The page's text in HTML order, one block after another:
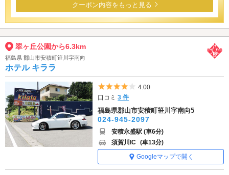
クーポン内容をもっと見る
翠ヶ丘公園から6.3km
福島県 郡山市安積町笹川字南向
ホテル キララ
5つ星のうち4
4.00
口コミ3 件
福島県郡山市安積町笹川字南向5
024-945-2097
安積永盛駅 (車6分)
須賀川IC (車13分)
Googleマップで開く